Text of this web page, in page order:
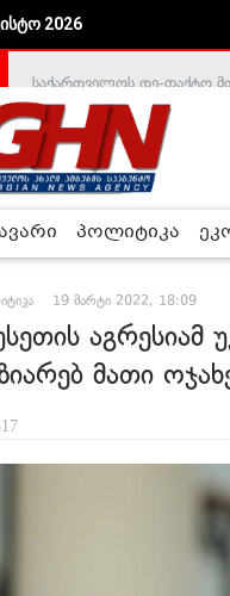
2026
პოლიტიკა
19 მარტი 2022, 18:09
აგრესიამ
მათი